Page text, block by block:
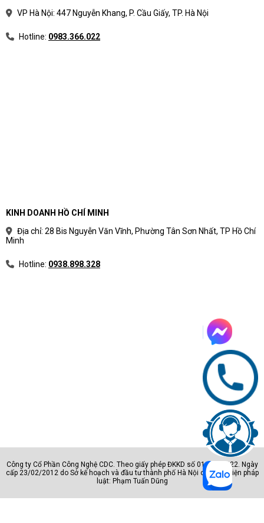
VP Hà Nội: 447 Nguyễn Khang, P. Cầu Giấy, TP. Hà Nội
Hotline: 0983.366.022
KINH DOANH HỒ CHÍ MINH
Địa chỉ: 28 Bis Nguyễn Văn Vĩnh, Phường Tân Sơn Nhất, TP Hồ Chí
Minh
Hotline: 0938.898.328
Công ty Cổ Phần Công Nghệ CDC. Theo giấy phép ĐKKD số 0105801222. Ngày
cấp 23/02/2012 do Sở kế hoạch và đầu tư thành phố Hà Nội cấp. Đại diện pháp
luật: Phạm Tuấn Dũng